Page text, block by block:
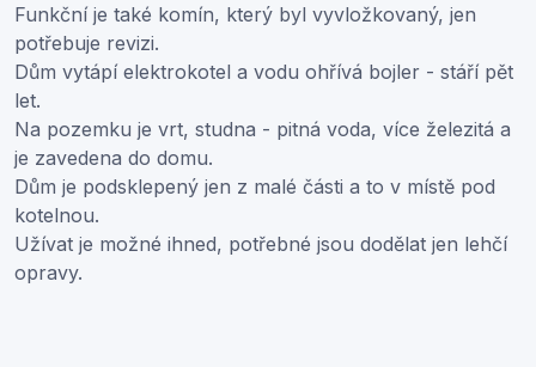
Funkční je také komín, který byl vyvložkovaný, jen
potřebuje revizi.
Dům vytápí elektrokotel a vodu ohřívá bojler - stáří pět
let.
Na pozemku je vrt, studna - pitná voda, více železitá a
je zavedena do domu.
Dům je podsklepený jen z malé části a to v místě pod
kotelnou.
Užívat je možné ihned, potřebné jsou dodělat jen lehčí
opravy.